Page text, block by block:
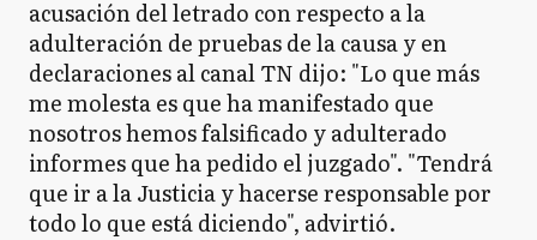
acusación del letrado con respecto a la
adulteración de pruebas de la causa y en
declaraciones al canal TN dijo: "Lo que más
me molesta es que ha manifestado que
nosotros hemos falsificado y adulterado
informes que ha pedido el juzgado". "Tendrá
que ir a la Justicia y hacerse responsable por
todo lo que está diciendo", advirtió.